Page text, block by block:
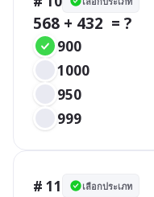
568 + 432  = ?
900
1000
950
999
# 11 เลือกประเภท